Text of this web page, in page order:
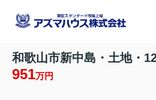
和歌山市新中島・土地・
951万円